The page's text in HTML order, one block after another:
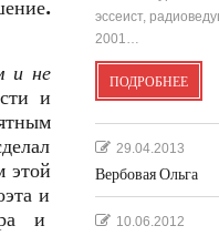
и не
и
этой
и
и
эссеист,
2001…
ПОДРОБНЕЕ
29.04.2013
Вербовая Ольга
10.06.2012